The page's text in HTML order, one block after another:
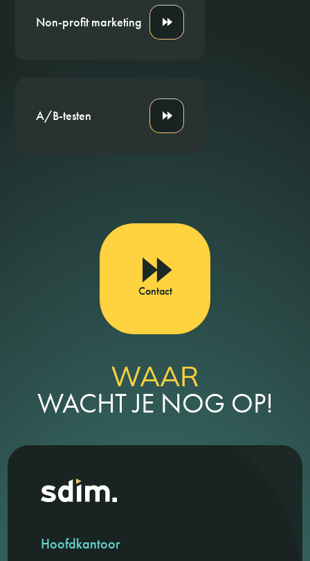
Non-profit marketing
A/B-testen
Contact
WAAR
WACHT JE NOG OP!
Hoofdkantoor